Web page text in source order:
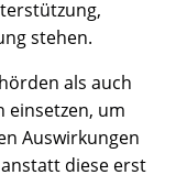
stehen.
als auch
einsetzen, um
Auswirkungen
diese erst